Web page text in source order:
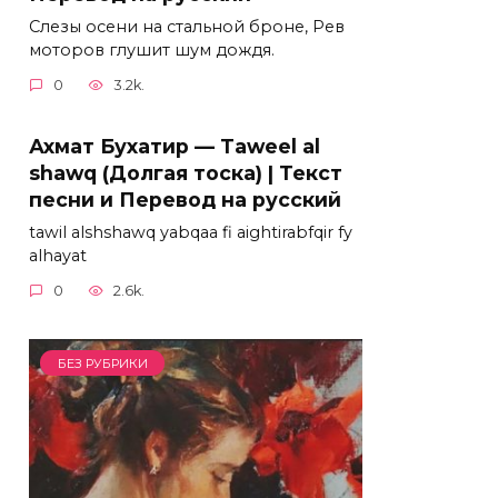
Слезы осени на стальной броне, Рев
моторов глушит шум дождя.
0 3.2k.
Ахмат Бухатир — Taweel al
shawq (Долгая тоска) | Текст
песни и Перевод на русский
tawil alshshawq yabqaa fi aightirabfqir fy
alhayat
0 2.6k.
БЕЗ РУБРИКИ